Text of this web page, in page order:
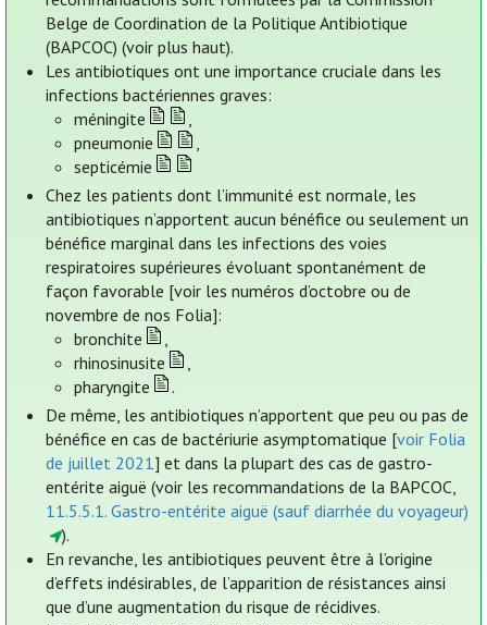
Belge de Coordination de la Politique Antibiotique
(BAPCOC) (voir plus haut).
Les antibiotiques ont une importance cruciale dans les
infections bactériennes graves:
méningite
,
pneumonie
,
septicémie
Chez les patients dont l’immunité est normale, les
antibiotiques n’apportent aucun bénéfice ou seulement un
bénéfice marginal dans les infections des voies
respiratoires supérieures évoluant spontanément de
façon favorable [voir les numéros d’octobre ou de
novembre de nos Folia]:
bronchite
,
rhinosinusite
,
pharyngite
.
De même, les antibiotiques n’apportent que peu ou pas de
bénéfice en cas de bactériurie asymptomatique [voir Folia
de juillet 2021] et dans la plupart des cas de gastro-
entérite aiguë (voir les recommandations de la BAPCOC,
11.5.5.1. Gastro-entérite aiguë (sauf diarrhée du voyageur)
).
En revanche, les antibiotiques peuvent être à l’origine
d’effets indésirables, de l’apparition de résistances ainsi
que d’une augmentation du risque de récidives.